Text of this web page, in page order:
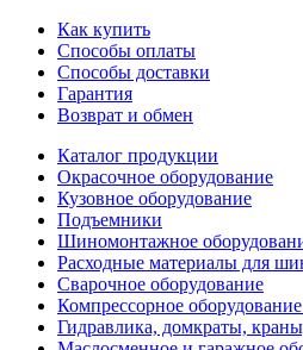
Как купить
Способы оплаты
Способы доставки
Гарантия
Возврат и обмен
Каталог продукции
Окрасочное оборудование
Кузовное оборудование
Подъемники
Шиномонтажное
Расходные материалы для
Сварочное оборудование
Компрессорное
Гидравлика, домкраты,